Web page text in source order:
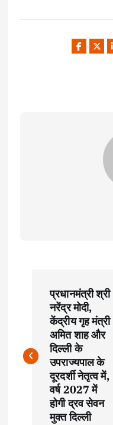
s
t
प्रधानमंत्री श्री
नरेंद्र मोदी,
केंद्रीय गृह मंत्री
अमित शाह और
दिल्ली के
उपराज्यपाल के
दूरदर्शी नेतृत्व में,
वर्ष 2027 में
होगी द्रव सेवन
मुक्त दिल्ली